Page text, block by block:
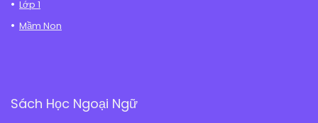
Lớp 1
Mầm Non
Sách Học Ngoại Ngữ